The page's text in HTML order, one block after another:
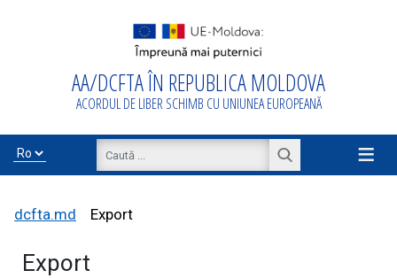
AA/DCFTA ÎN REPUBLICA MOLDOVA
ACORDUL DE LIBER SCHIMB CU UNIUNEA EUROPEANĂ
≡
dcfta.md Export
Export